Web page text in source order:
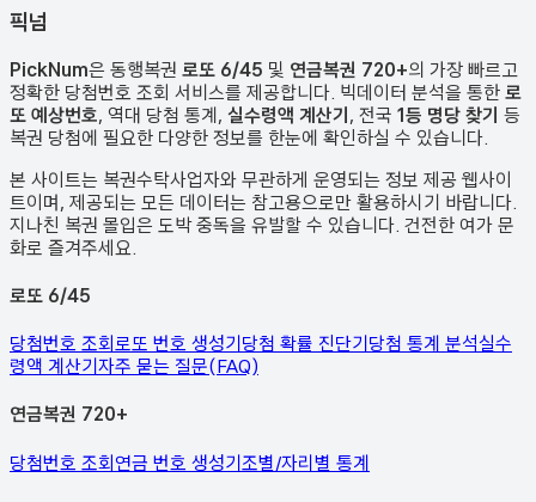
픽넘
PickNum은 동행복권 로또 6/45 및 연금복권 720+의 가장 빠르고
정확한 당첨번호 조회 서비스를 제공합니다. 빅데이터 분석을 통한 로
또 예상번호, 역대 당첨 통계, 실수령액 계산기, 전국 1등 명당 찾기 등
복권 당첨에 필요한 다양한 정보를 한눈에 확인하실 수 있습니다.
본 사이트는 복권수탁사업자와 무관하게 운영되는 정보 제공 웹사이
트이며, 제공되는 모든 데이터는 참고용으로만 활용하시기 바랍니다.
지나친 복권 몰입은 도박 중독을 유발할 수 있습니다. 건전한 여가 문
화로 즐겨주세요.
로또 6/45
당첨번호 조회로또 번호 생성기당첨 확률 진단기당첨 통계 분석실수
령액 계산기자주 묻는 질문(FAQ)
연금복권 720+
당첨번호 조회연금 번호 생성기조별/자리별 통계